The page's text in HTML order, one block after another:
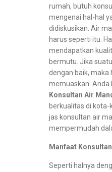
rumah, butuh
mengenai hal-hal
didiskusikan. Air
harus seperti itu.
mendapatkan
bermutu. Jika
dengan baik, maka
memuaskan. Anda
Konsultan Air
berkualitas di kota-
jas konsultan air
mempermudah
Manfaat
Seperti halnya